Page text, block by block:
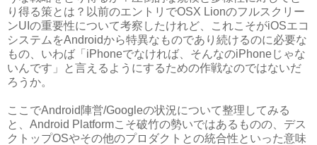
り得る策とは？以前のエントリでOSX Lionのフルスクリー
ンUIの重要性について考察したけれど、これこそがiOSエコ
システムをAndroidから特異なものであり続けるのに必要な
もの、いわば「iPhoneでなければ、そんなのiPhoneじゃな
いんです」と言えるようにするための作戦なのではないだ
ろうか。
ここでAndroid陣営/Googleの状況について整理してみる
と、Android Platformこそ破竹の勢いではあるものの、デス
クトップOSやその他のプロダクトとの統合性といった意味